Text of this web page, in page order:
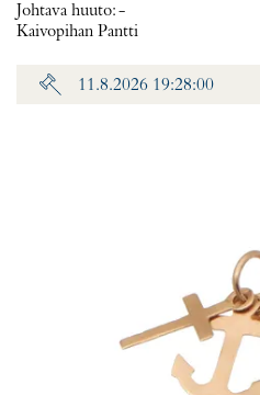
Johtava huuto:-
Kaivopihan Pantti
11.8.2026 19:28:00